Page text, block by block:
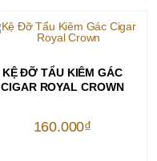
THÊM VÀO GIỎ HÀNG
KỆ ĐỠ TẨU KIÊM GÁC
CIGAR ROYAL CROWN
160.000₫